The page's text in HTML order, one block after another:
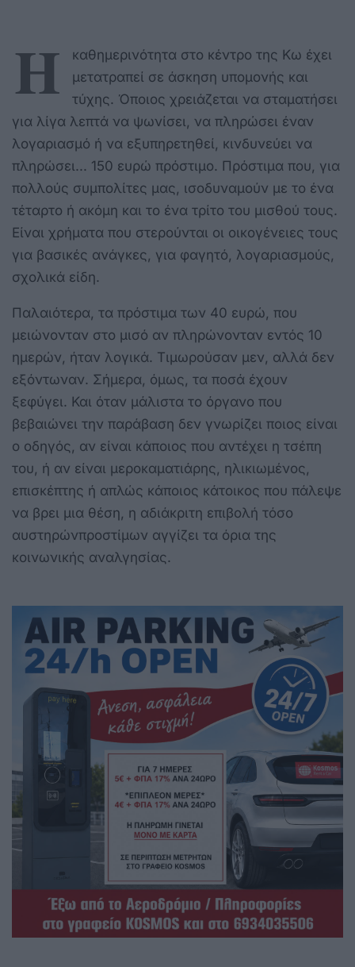
Η
καθημερινότητα στο κέντρο της Κω έχει
μετατραπεί σε άσκηση υπομονής και
τύχης. Όποιος χρειάζεται να σταματήσει
για λίγα λεπτά να ψωνίσει, να πληρώσει έναν
λογαριασμό ή να εξυπηρετηθεί, κινδυνεύει να
πληρώσει... 150 ευρώ πρόστιμο. Πρόστιμα που, για
πολλούς συμπολίτες μας, ισοδυναμούν με το ένα
τέταρτο ή ακόμη και το ένα τρίτο του μισθού τους.
Είναι χρήματα που στερούνται οι οικογένειες τους
για βασικές ανάγκες, για φαγητό, λογαριασμούς,
σχολικά είδη.
Παλαιότερα, τα πρόστιμα των 40 ευρώ, που
μειώνονταν στο μισό αν πληρώνονταν εντός 10
ημερών, ήταν λογικά. Τιμωρούσαν μεν, αλλά δεν
εξόντωναν. Σήμερα, όμως, τα ποσά έχουν
ξεφύγει. Και όταν μάλιστα το όργανο που
βεβαιώνει την παράβαση δεν γνωρίζει ποιος είναι
ο οδηγός, αν είναι κάποιος που αντέχει η τσέπη
του, ή αν είναι μεροκαματιάρης, ηλικιωμένος,
επισκέπτης ή απλώς κάποιος κάτοικος που πάλεψε
να βρει μια θέση, η αδιάκριτη επιβολή τόσο
αυστηρώνπροστίμων αγγίζει τα όρια της
κοινωνικής αναλγησίας.